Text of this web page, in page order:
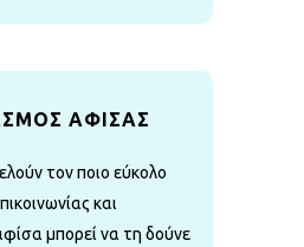
ΑΦΙΣΑΣ
τον ποιο εύκολο
και
μπορεί να τη δούνε